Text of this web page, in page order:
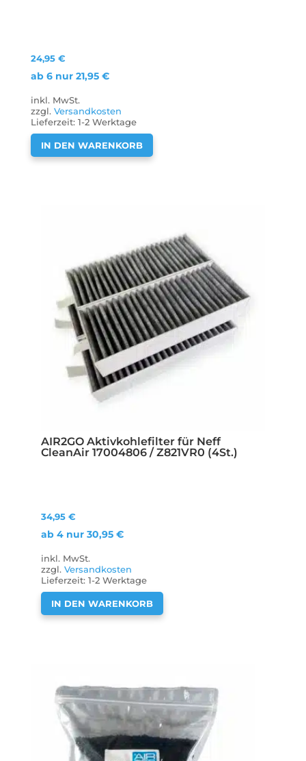
24,95€
ab 6 nur21,95€
inkl. MwSt.
zzgl.Versandkosten
Lieferzeit:1-2 Werktage
IN DEN WARENKORB
AIR2GO Aktivkohlefilter für Neff
CleanAir 17004806 / Z821VR0 (4St.)
34,95 €
ab 4 nur 30,95 €
inkl. MwSt.
zzgl. Versandkosten
Lieferzeit: 1-2 Werktage
IN DEN WARENKORB